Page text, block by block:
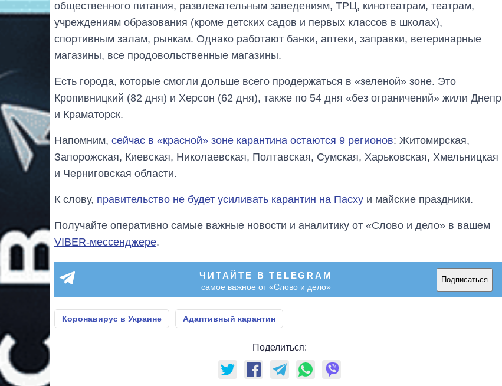
общественного питания, развлекательным заведениям, ТРЦ, кинотеатрам, театрам,
учреждениям образования (кроме детских садов и первых классов в школах),
спортивным залам, рынкам. Однако работают банки, аптеки, заправки, ветеринарные
магазины, все продовольственные магазины.
Есть города, которые смогли дольше всего продержаться в «зеленой» зоне. Это
Кропивницкий (82 дня) и Херсон (62 дня), также по 54 дня «без ограничений» жили Днепр
и Краматорск.
Напомним, сейчас в «красной» зоне карантина остаются 9 регионов: Житомирская,
Запорожская, Киевская, Николаевская, Полтавская, Сумская, Харьковская, Хмельницкая
и Черниговская области.
К слову, правительство не будет усиливать карантин на Пасху и майские праздники.
Получайте оперативно самые важные новости и аналитику от «Слово и дело» в вашем
VIBER-мессенджере.
ЧИТАЙТЕ В TELEGRAM
самое важное от «Слово и дело»
Подписаться
Коронавирус в Украине Адаптивный карантин
Поделиться: